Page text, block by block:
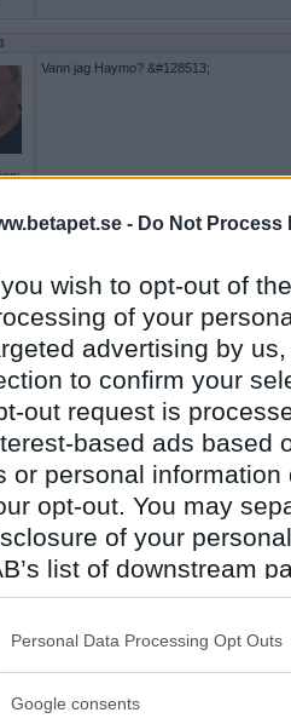
- Do Not Process
wish to opt-out of
of your
advertising by
to confirm your
out request is
based ads based
or personal
opt-out. You may
of your
list of downstream
be disclosed by us
Participants
note that this
Personal Data Processing Opt Outs
Google consents
Vann jag Haymo? &#128513;
Ja, men längesen nu